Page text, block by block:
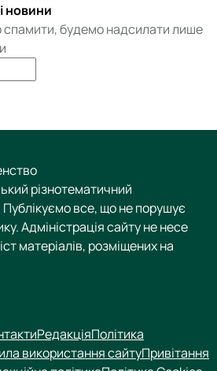
новини
будемо надсилати лише
різнотематичний
все, що не порушує
Адміністрація сайту не несе
матеріалів, розміщених на
РедакціяПолітика
використання сайтуПривітання